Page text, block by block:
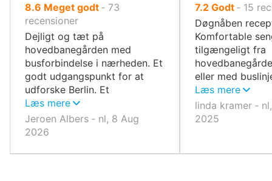
8.6 ud
af
10,
Meget godt ‐ 73
recensioner
Dejligt og tæt på
hovedbanegården med
busforbindelse i nærheden. Et
godt udgangspunkt for at
udforske Berlin. Et
supermarked og en DM lige
rundt om hjørnet.
Læs mere
Jeroen Albers ‐ nl, 8 Aug
2026
7.2ud
af
10,
Godt ‐ 15
Døgnåben
Komfortable
tilgængeligt fra
eller med
142. Rimelig
Læs mere
linda kramer ‐
2025